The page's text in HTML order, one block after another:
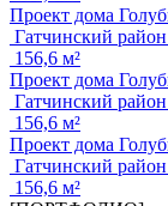
Проект дома
Гатчинский
156,6 м²
Проект дома
Гатчинский
156,6 м²
Проект дома
Гатчинский
156,6 м²